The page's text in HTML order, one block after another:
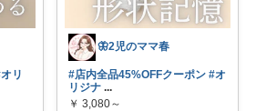
リ
🦋2児のママ春
#店内全品45%OFFクーポン #オ
リジナ ...
￥ 3,080～